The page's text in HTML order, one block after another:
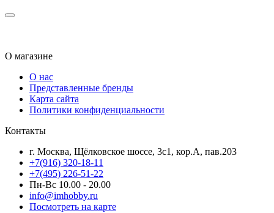
О магазине
О нас
Представленные бренды
Карта сайта
Политики конфиденциальности
Контакты
г. Москва, Щёлковское шоссе, 3с1, кор.А, пав.203
+7(916) 320-18-11
+7(495) 226-51-22
Пн-Вс 10.00 - 20.00
info@imhobby.ru
Посмотреть на карте